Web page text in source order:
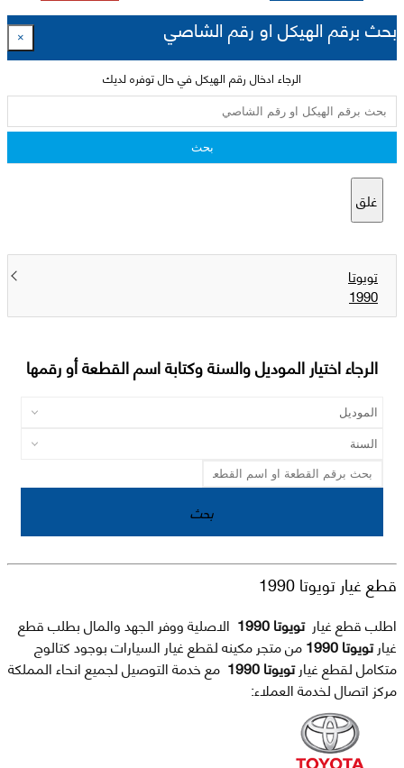
بحث برقم الهيكل او رقم الشاصي ×
الرجاء ادخال رقم الهيكل في حال توفره لديك
بحث
غلق
تويوتا
1990
الرجاء اختيار الموديل والسنة وكتابة اسم القطعة أو رقمها
بحث
قطع غيار تويوتا 1990
اطلب قطع غيار تويوتا 1990
الاصلية ووفر الجهد والمال بطلب قطع
غيارتويوتا 1990
من متجر مكينه لقطع غيار السيارات بوجود كتالوج
متكامل لقطع غيارتويوتا 1990
مع خدمة التوصيل لجميع انحاء المملكة
مركز اتصال لخدمة العملاء: